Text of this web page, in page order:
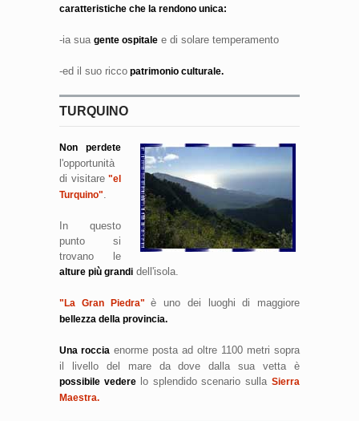
caratteristiche che la rendono unica:
-ia sua gente ospitale e di solare temperamento
-ed il suo ricco patrimonio culturale.
TURQUINO
Non perdete
l'opportunità
di visitare "el
Turquino"
In questo
punto si
trovano le
alture più grandi dell'isola.
"La Gran Piedra"è uno dei luoghi di maggiore
bellezza della provincia.
Una roccia enorme posta ad oltre 1100 metri sopra
il livello del mare da dove dalla sua vetta è
possibile vedere lo splendido scenario sullaSierra
Maestra.